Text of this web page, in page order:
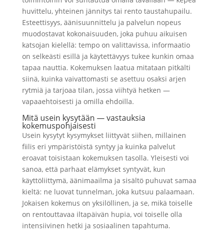
huvittelu, yhteinen jännitys tai rento taustahupailu.
Esteettisyys, äänisuunnittelu ja palvelun nopeus
muodostavat kokonaisuuden, joka puhuu aikuisen
katsojan kielellä: tempo on valittavissa, informaatio
on selkeästi esillä ja käytettävyys tukee kunkin omaa
tapaa nauttia. Kokemuksen laatua mitataan pitkälti
siinä, kuinka vaivattomasti se asettuu osaksi arjen
rytmiä ja tarjoaa tilan, jossa viihtyä hetken —
vapaaehtoisesti ja omilla ehdoilla.
Mitä usein kysytään — vastauksia
kokemuspohjaisesti
Usein kysytyt kysymykset liittyvät siihen, millainen
fiilis eri ympäristöistä syntyy ja kuinka palvelut
eroavat toisistaan kokemuksen tasolla. Yleisesti voi
sanoa, että parhaat elämykset syntyvät, kun
käyttöliittymä, äänimaailma ja sisältö puhuvat samaa
kieltä: ne luovat tunnelman, joka kutsuu palaamaan.
Jokaisen kokemus on yksilöllinen, ja se, mikä toiselle
on rentouttavaa iltapäivän hupia, voi toiselle olla
intensiivinen hetki ja sosiaalinen tapahtuma.